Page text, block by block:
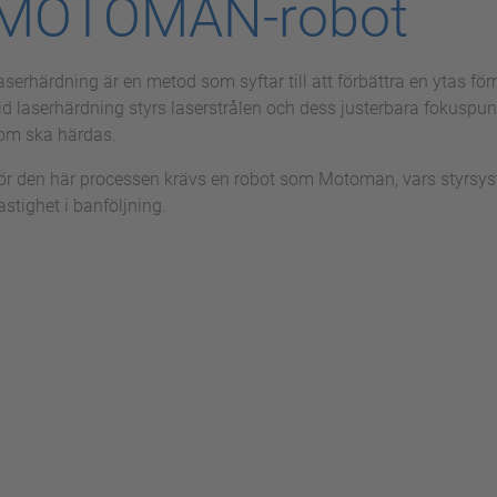
robot
är en metod som syftar till att förbättra en ytas
laserhärdning styrs laserstrålen och dess justerbara
ska härdas.
den här processen krävs en robot som Motoman, vars
i banföljning.